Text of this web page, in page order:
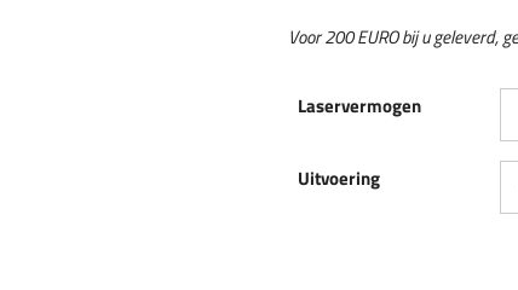
Voor 200 EURO bij u geleverd,
Laservermogen
Uitvoering